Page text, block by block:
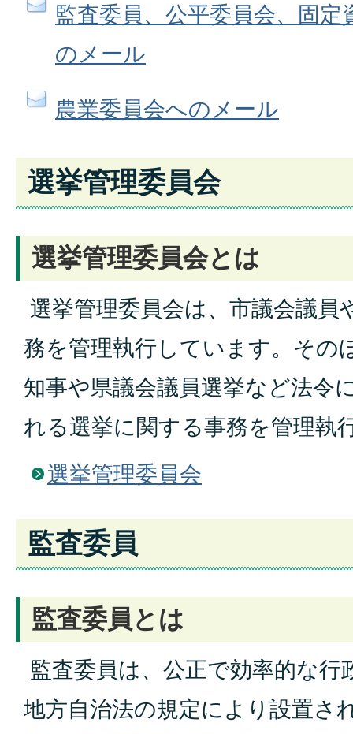
監査委員、公平委員会、固
のメール
農業委員会へのメール
選挙管理委員会
選挙管理委員会とは
選挙管理委員会は、市議会議員
務を管理執行しています。その
知事や県議会議員選挙など法令
れる選挙に関する事務を管理執
選挙管理委員会
監査委員
監査委員とは
監査委員は、公正で効率的な
地方自治法の規定により設置さ